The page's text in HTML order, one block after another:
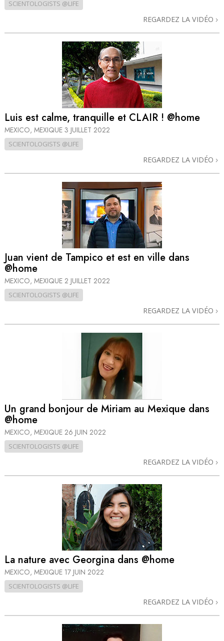
SCIENTOLOGISTS @LIFE
REGARDEZ LA VIDÉO
Luis est calme, tranquille et CLAIR ! @home
MEXICO, MEXIQUE 3 JUILLET 2022
SCIENTOLOGISTS @LIFE
REGARDEZ LA VIDÉO
Juan vient de Tampico et est en ville dans
@home
MEXICO, MEXIQUE 2 JUILLET 2022
SCIENTOLOGISTS @LIFE
REGARDEZ LA VIDÉO
Un grand bonjour de Miriam au Mexique dans
@home
MEXICO, MEXIQUE 26 JUIN 2022
SCIENTOLOGISTS @LIFE
REGARDEZ LA VIDÉO
La nature avec Georgina dans @home
MEXICO, MEXIQUE 17 JUIN 2022
SCIENTOLOGISTS @LIFE
REGARDEZ LA VIDÉO